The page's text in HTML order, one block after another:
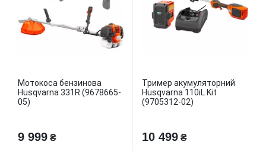
Мотокоса бензинова
Husqvarna 331R (9678665-
05)
9 999₴
Тример акумуляторний
Husqvarna 110iL Kit
(9705312-02)
10 499₴